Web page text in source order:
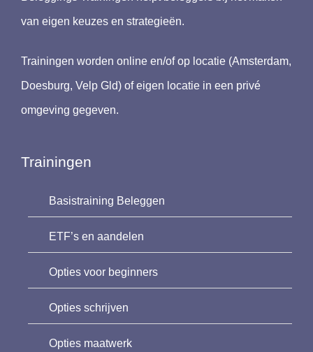
van eigen keuzes en strategieën.
Trainingen worden online en/of op locatie (Amsterdam,
Doesburg, Velp Gld) of eigen locatie in een privé
omgeving gegeven.
Trainingen
Basistraining Beleggen
ETF’s en aandelen
Opties voor beginners
Opties schrijven
Opties maatwerk